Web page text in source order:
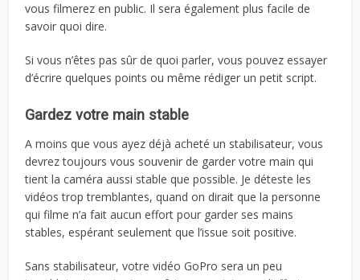
vous filmerez en public. Il sera également plus facile de
savoir quoi dire.
Si vous n’êtes pas sûr de quoi parler, vous pouvez essayer
d’écrire quelques points ou même rédiger un petit script.
Gardez votre main stable
A moins que vous ayez déjà acheté un stabilisateur, vous
devrez toujours vous souvenir de garder votre main qui
tient la caméra aussi stable que possible. Je déteste les
vidéos trop tremblantes, quand on dirait que la personne
qui filme n’a fait aucun effort pour garder ses mains
stables, espérant seulement que l’issue soit positive.
Sans stabilisateur, votre vidéo GoPro sera un peu